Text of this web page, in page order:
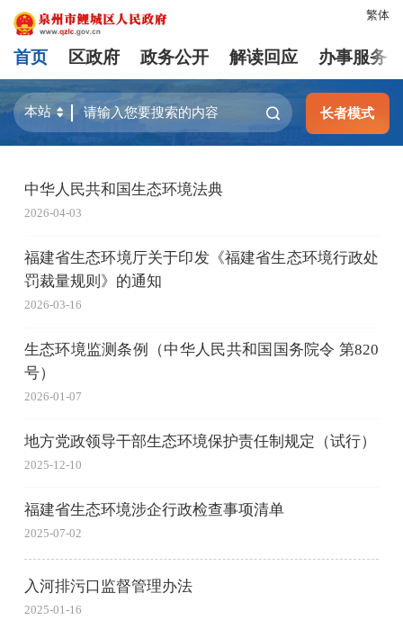
繁体
首页 区政府 政务公开 解读回应 办事服务
长者模式
中华人民共和国生态环境法典
2026-04-03
福建省生态环境厅关于印发《福建省生态环境行政处
罚裁量规则》的通知
2026-03-16
生态环境监测条例（中华人民共和国国务院令 第820
号）
2026-01-07
地方党政领导干部生态环境保护责任制规定（试行）
2025-12-10
福建省生态环境涉企行政检查事项清单
2025-07-02
入河排污口监督管理办法
2025-01-16